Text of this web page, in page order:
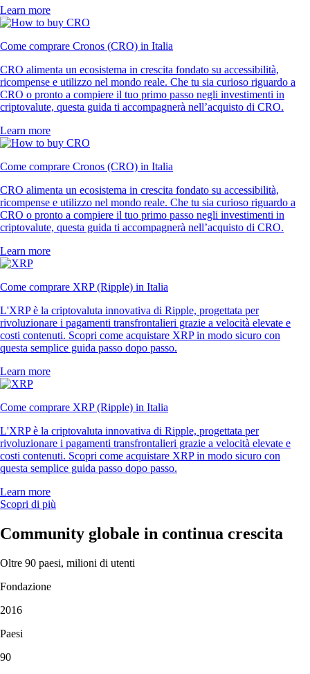
Learn more
Come comprare Cronos (CRO) in Italia
CRO alimenta un ecosistema in crescita fondato su accessibilità,
ricompense e utilizzo nel mondo reale. Che tu sia curioso riguardo a
CRO o pronto a compiere il tuo primo passo negli investimenti in
criptovalute, questa guida ti accompagnerà nell’acquisto di CRO.
Learn more
Come comprare Cronos (CRO) in Italia
CRO alimenta un ecosistema in crescita fondato su accessibilità,
ricompense e utilizzo nel mondo reale. Che tu sia curioso riguardo a
CRO o pronto a compiere il tuo primo passo negli investimenti in
criptovalute, questa guida ti accompagnerà nell’acquisto di CRO.
Learn more
Come comprare XRP (Ripple) in Italia
L'XRP è la criptovaluta innovativa di Ripple, progettata per
rivoluzionare i pagamenti transfrontalieri grazie a velocità elevate e
costi contenuti. Scopri come acquistare XRP in modo sicuro con
questa semplice guida passo dopo passo.
Learn more
Come comprare XRP (Ripple) in Italia
L'XRP è la criptovaluta innovativa di Ripple, progettata per
rivoluzionare i pagamenti transfrontalieri grazie a velocità elevate e
costi contenuti. Scopri come acquistare XRP in modo sicuro con
questa semplice guida passo dopo passo.
Learn more
Scopri di più
Community globale in continua crescita
Oltre 90 paesi, milioni di utenti
Fondazione
2016
Paesi
90